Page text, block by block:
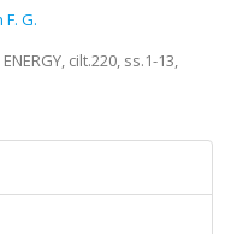
F. G.
ENERGY, cilt.220, ss.1-13,